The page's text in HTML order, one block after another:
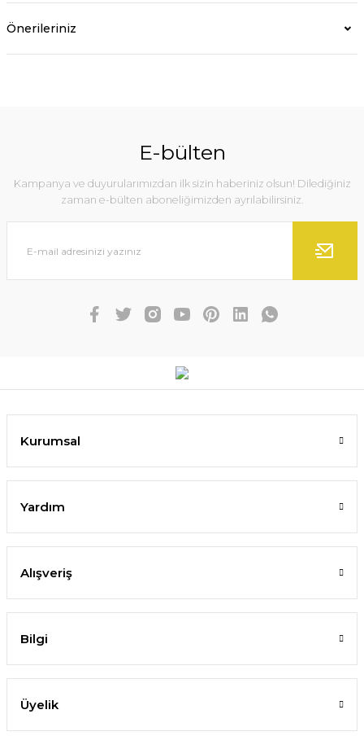
Önerileriniz
E-bülten
Kampanya ve duyurularımızdan ilk sizin haberiniz olsun! Dilediğiniz
zaman e-bülten aboneliğimizden ayrılabilirsiniz.
Kurumsal
Yardım
Alışveriş
Bilgi
Üyelik